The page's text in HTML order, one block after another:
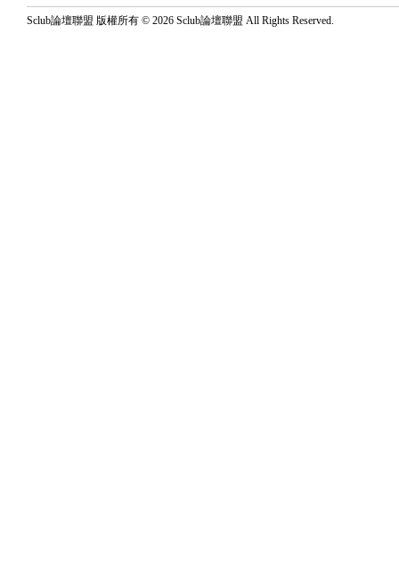
Sclub論壇聯盟 版權所有 © 2026 Sclub論壇聯盟 All Rights Reserved.